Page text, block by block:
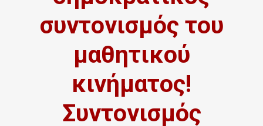
συντονισμός του
μαθητικού
κινήματος!
Συντονισμός